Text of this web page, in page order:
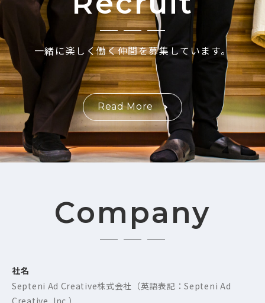
一緒に楽しく働く仲間を募集しています。
Read More
Company
社名
Septeni Ad Creative株式会社（英語表記：Septeni Ad